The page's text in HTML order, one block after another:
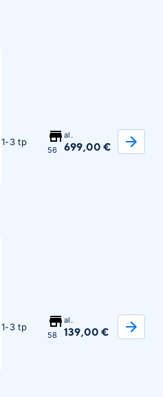
1-3 tp
56
al.
699,00 €
1-3 tp
58
al.
139,00 €